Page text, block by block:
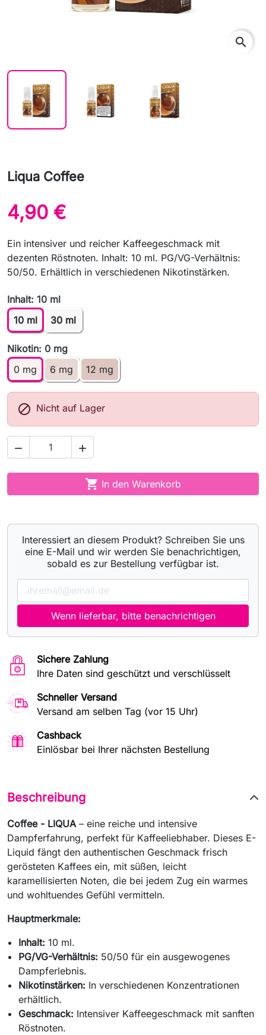
search
Liqua Coffee
4,90 €
Ein intensiver und reicher Kaffeegeschmack mit
dezenten Röstnoten. Inhalt: 10 ml. PG/VG-Verhältnis:
50/50. Erhältlich in verschiedenen Nikotinstärken.
Inhalt: 10 ml
10 ml
30 ml
Nikotin: 0 mg
0 mg
6 mg 12 mg
 Nicht auf Lager
 
 In den Warenkorb
Interessiert an diesem Produkt? Schreiben Sie uns
eine E-Mail und wir werden Sie benachrichtigen,
sobald es zur Bestellung verfügbar ist.
Wenn lieferbar, bitte benachrichtigen
Sichere Zahlung
Ihre Daten sind geschützt und verschlüsselt
Schneller Versand
Versand am selben Tag (vor 15 Uhr)
Cashback
Einlösbar bei Ihrer nächsten Bestellung
Beschreibung
Coffee - LIQUA – eine reiche und intensive
Dampferfahrung, perfekt für Kaffeeliebhaber. Dieses E-
Liquid fängt den authentischen Geschmack frisch
gerösteten Kaffees ein, mit süßen, leicht
karamellisierten Noten, die bei jedem Zug ein warmes
und wohltuendes Gefühl vermitteln.
Hauptmerkmale:
Inhalt: 10 ml.
PG/VG-Verhältnis: 50/50 für ein ausgewogenes
Dampferlebnis.
Nikotinstärken: In verschiedenen Konzentrationen
erhältlich.
Geschmack: Intensiver Kaffeegeschmack mit sanften
Röstnoten.